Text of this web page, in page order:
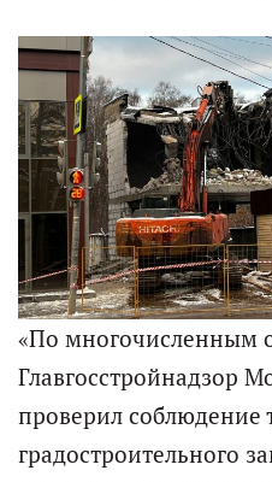
«По многочисленным
Главгосстройнадзор
проверил соблюдение
градостроительного